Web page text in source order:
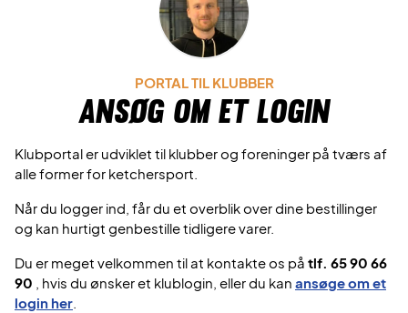
PORTAL TIL KLUBBER
Ansøg om et login
Klubportal er udviklet til klubber og foreninger på tværs af
alle former for ketchersport.
Når du logger ind, får du et overblik over dine bestillinger
og kan hurtigt genbestille tidligere varer.
Du er meget velkommen til at kontakte os på tlf. 65 90 66
90
, hvis du ønsker et klublogin, eller du kan ansøge om et
login her